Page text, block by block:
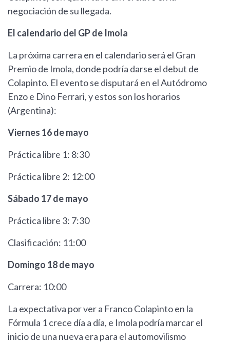
negociación de su llegada.
El calendario del GP de Imola
La próxima carrera en el calendario será el Gran
Premio de Imola, donde podría darse el debut de
Colapinto. El evento se disputará en el Autódromo
Enzo e Dino Ferrari, y estos son los horarios
(Argentina):
Viernes 16 de mayo
Práctica libre 1: 8:30
Práctica libre 2: 12:00
Sábado 17 de mayo
Práctica libre 3: 7:30
Clasificación: 11:00
Domingo 18 de mayo
Carrera: 10:00
La expectativa por ver a Franco Colapinto en la
Fórmula 1 crece día a día, e Imola podría marcar el
inicio de una nueva era para el automovilismo